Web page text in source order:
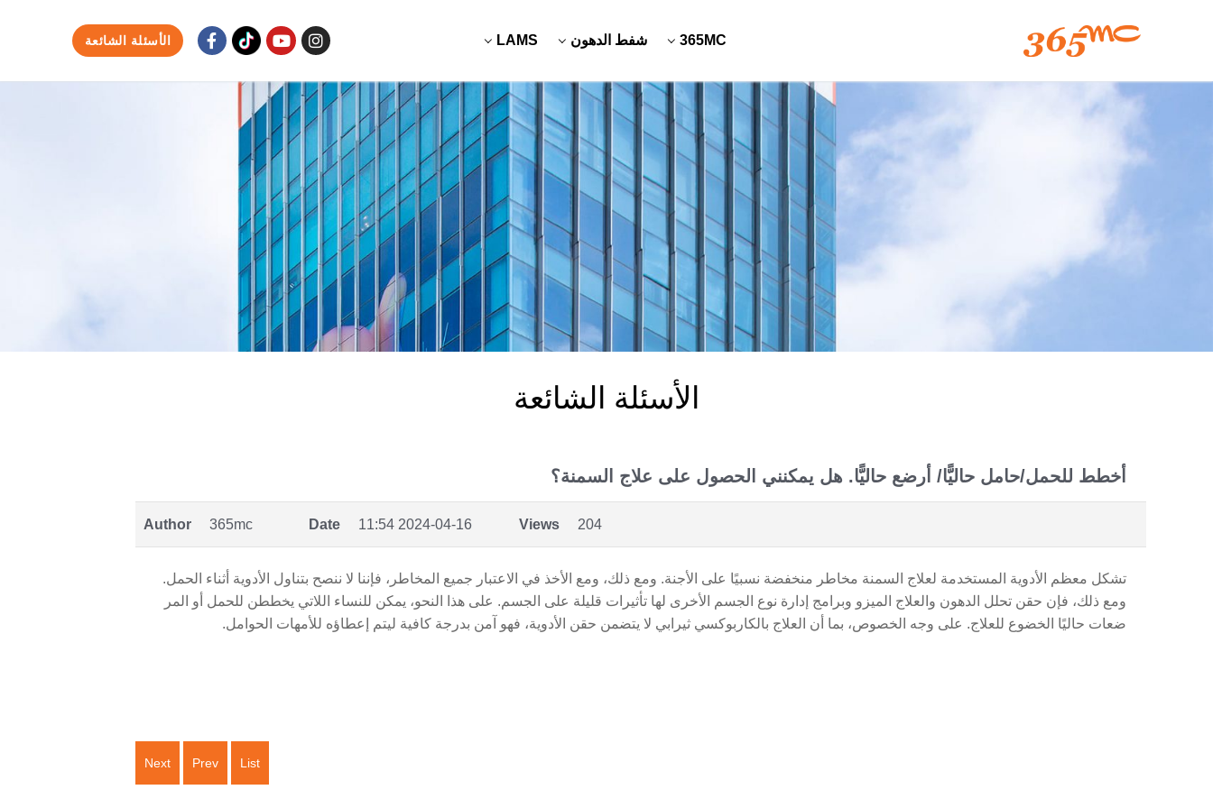
365MC شفط الدهون LAMS الأسئلة الشائعة
الأسئلة الشائعة
أخطط للحمل/حامل حاليًّا/ أرضع حاليًّا. هل يمكنني الحصول على علاج السمنة؟
Author 365mc Date 2024-04-16 11:54 Views 204
تشكل معظم الأدوية المستخدمة لعلاج السمنة مخاطر منخفضة نسبيًا على الأجنة. ومع ذلك، ومع الأخذ في الاعتبار جميع المخاطر، فإننا لا ننصح بتناول الأدوية أثناء الحمل.
ومع ذلك، فإن حقن تحلل الدهون والعلاج الميزو وبرامج إدارة نوع الجسم الأخرى لها تأثيرات قليلة على الجسم. على هذا النحو، يمكن للنساء اللاتي يخططن للحمل أو المر
ضعات حاليًا الخضوع للعلاج. على وجه الخصوص، بما أن العلاج بالكاربوكسي ثيرابي لا يتضمن حقن الأدوية، فهو آمن بدرجة كافية ليتم إعطاؤه للأمهات الحوامل.
List
Prev
Next